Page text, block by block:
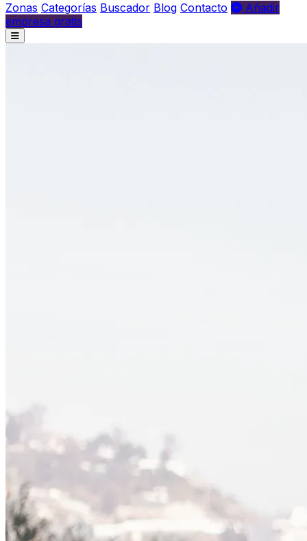
Zonas Categorías Buscador Blog Contacto
Añadir
empresa gratis